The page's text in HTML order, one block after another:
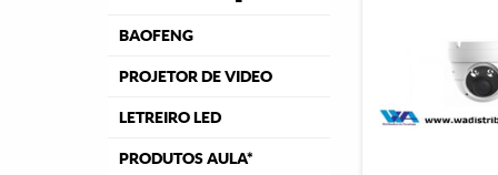
BAOFENG
PROJETOR DE VIDEO
LETREIRO LED
PRODUTOS AULA*